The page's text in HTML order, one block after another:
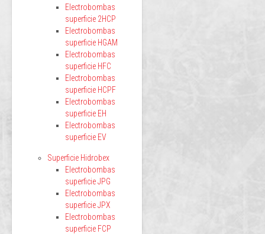
Electrobombas
superficie 2HCP
Electrobombas
superficie HGAM
Electrobombas
superficie HFC
Electrobombas
superficie HCPF
Electrobombas
superficie EH
Electrobombas
superficie EV
Superficie Hidrobex
Electrobombas
superficie JPG
Electrobombas
superficie JPX
Electrobombas
superficie FCP